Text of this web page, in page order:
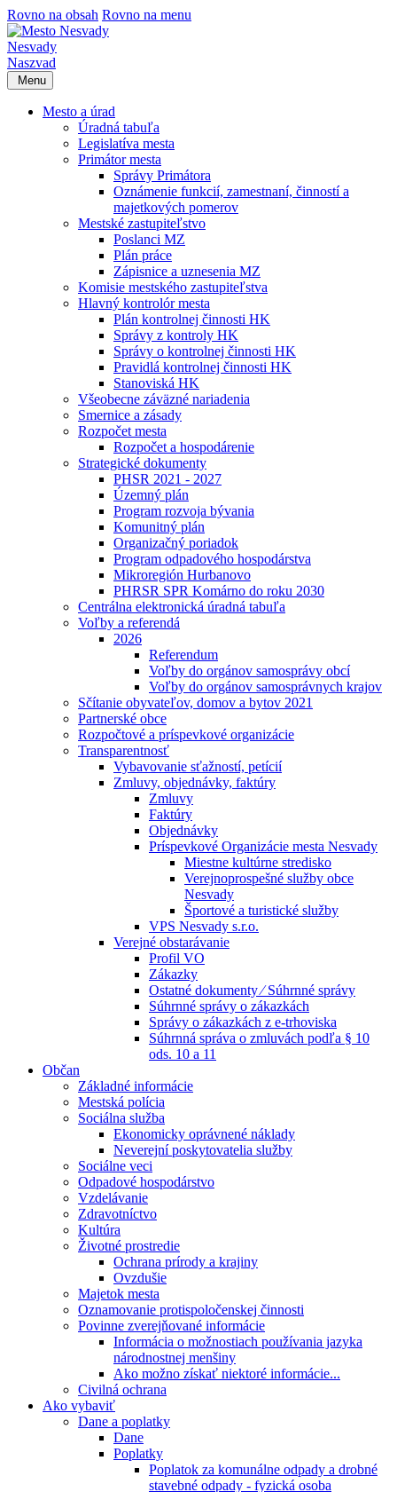
Rovno na obsah Rovno na menu
Nesvady
Naszvad
Menu
Mesto a úrad
Úradná tabuľa
Legislatíva mesta
Primátor mesta
Správy Primátora
Oznámenie funkcií, zamestnaní, činností a
majetkových pomerov
Mestské zastupiteľstvo
Poslanci MZ
Plán práce
Zápisnice a uznesenia MZ
Komisie mestského zastupiteľstva
Hlavný kontrolór mesta
Plán kontrolnej činnosti HK
Správy z kontroly HK
Správy o kontrolnej činnosti HK
Pravidlá kontrolnej činnosti HK
Stanoviská HK
Všeobecne záväzné nariadenia
Smernice a zásady
Rozpočet mesta
Rozpočet a hospodárenie
Strategické dokumenty
PHSR 2021 - 2027
Územný plán
Program rozvoja bývania
Komunitný plán
Organizačný poriadok
Program odpadového hospodárstva
Mikroregión Hurbanovo
PHRSR SPR Komárno do roku 2030
Centrálna elektronická úradná tabuľa
Voľby a referendá
2026
Referendum
Voľby do orgánov samosprávy obcí
Voľby do orgánov samosprávnych krajov
Sčítanie obyvateľov, domov a bytov 2021
Partnerské obce
Rozpočtové a príspevkové organizácie
Transparentnosť
Vybavovanie sťažností, petícií
Zmluvy, objednávky, faktúry
Zmluvy
Faktúry
Objednávky
Príspevkové Organizácie mesta Nesvady
Miestne kultúrne stredisko
Verejnoprospešné služby obce
Nesvady
Športové a turistické služby
VPS Nesvady s.r.o.
Verejné obstarávanie
Profil VO
Zákazky
Ostatné dokumenty ⁄ Súhrnné správy
Súhrnné správy o zákazkách
Správy o zákazkách z e-trhoviska
Súhrnná správa o zmluvách podľa § 10
ods. 10 a 11
Občan
Základné informácie
Mestská polícia
Sociálna služba
Ekonomicky oprávnené náklady
Neverejní poskytovatelia služby
Sociálne veci
Odpadové hospodárstvo
Vzdelávanie
Zdravotníctvo
Kultúra
Životné prostredie
Ochrana prírody a krajiny
Ovzdušie
Majetok mesta
Oznamovanie protispoločenskej činnosti
Povinne zverejňované informácie
Informácia o možnostiach používania jazyka
národnostnej menšiny
Ako možno získať niektoré informácie...
Civilná ochrana
Ako vybaviť
Dane a poplatky
Dane
Poplatky
Poplatok za komunálne odpady a drobné
stavebné odpady - fyzická osoba